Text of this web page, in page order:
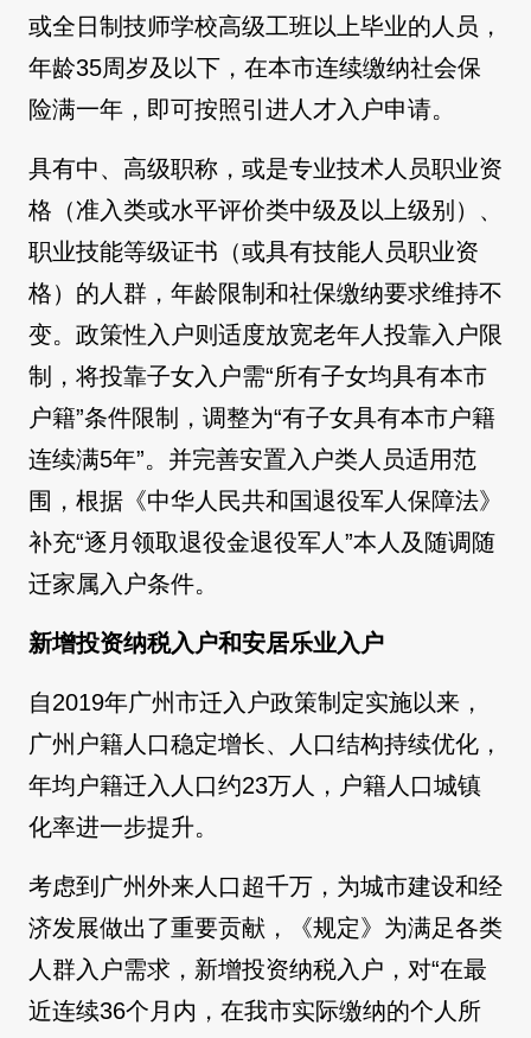
或全日制技师学校高级工班以上毕业的人员，
年龄35周岁及以下，在本市连续缴纳社会保
险满一年，即可按照引进人才入户申请。
具有中、高级职称，或是专业技术人员职业资
格（准入类或水平评价类中级及以上级别）、
职业技能等级证书（或具有技能人员职业资
格）的人群，年龄限制和社保缴纳要求维持不
变。政策性入户则适度放宽老年人投靠入户限
制，将投靠子女入户需“所有子女均具有本市
户籍”条件限制，调整为“有子女具有本市户籍
连续满5年”。并完善安置入户类人员适用范
围，根据《中华人民共和国退役军人保障法》
补充“逐月领取退役金退役军人”本人及随调随
迁家属入户条件。
新增投资纳税入户和安居乐业入户
自2019年广州市迁入户政策制定实施以来，
广州户籍人口稳定增长、人口结构持续优化，
年均户籍迁入人口约23万人，户籍人口城镇
化率进一步提升。
考虑到广州外来人口超千万，为城市建设和经
济发展做出了重要贡献，《规定》为满足各类
人群入户需求，新增投资纳税入户，对“在最
近连续36个月内，在我市实际缴纳的个人所